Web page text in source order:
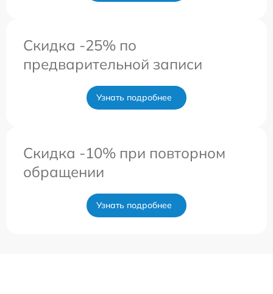
Скидка -25% по
предварительной записи
Узнать подробнее
Скидка -10% при повторном
обращении
Узнать подробнее